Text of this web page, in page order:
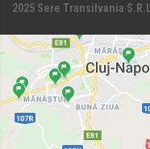
2025 Sere Transilvania